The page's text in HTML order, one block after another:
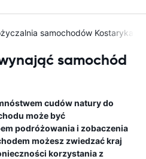
samochodów Kostaryka
samochód
cudów natury do
może być
podróżowania i zobaczenia
możesz zwiedzać kraj
korzystania z